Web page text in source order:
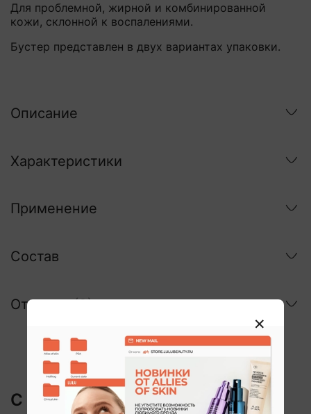
Для проблемной, жирной и комбинированной
кожи, склонной к воспалениями.
Бустер представлен в двух вариантах упаковки.
Описание
Характеристики
Применение
Состав
Отзывы (3)
С этим покупают: